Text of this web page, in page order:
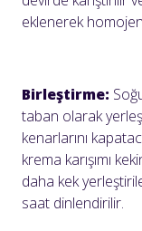
eklenerek homojen
Birleştirme:
taban olarak
kenarlarını
krema karışımı
daha kek
saat dinlendirilir.